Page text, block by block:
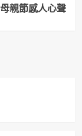
親節感人心聲